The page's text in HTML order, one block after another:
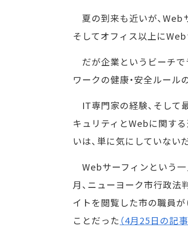
夏の到来も近いが、Web
そしてオフィス以上に
だが企業というビーチで
ワークの健康・安全ルール
IT専門家の経験、そして
キュリティとWebに関す
いは、単に気にしていない
Webサーフィンという一
月、ニューヨーク市行政
イトを閲覧した市の職員
ことだった（4月25日の記事